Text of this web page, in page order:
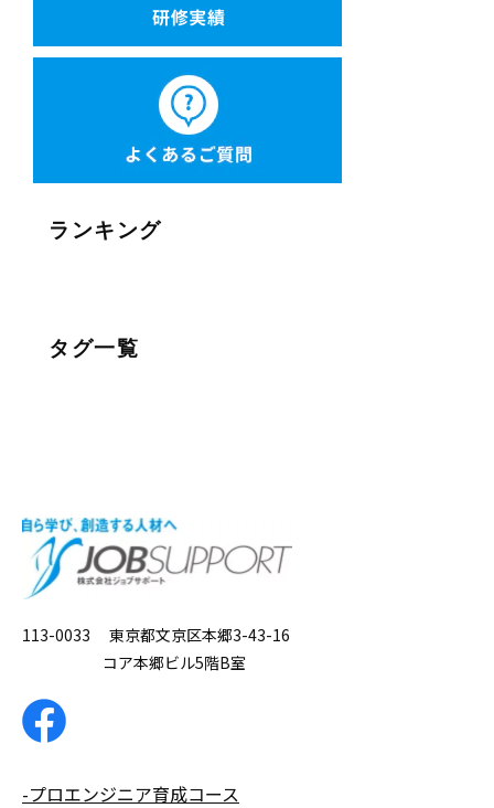
ランキング
タグ一覧
113-0033 東京都文京区本郷3-43-16
コア本郷ビル5階B室
-プロエンジニア育成コース